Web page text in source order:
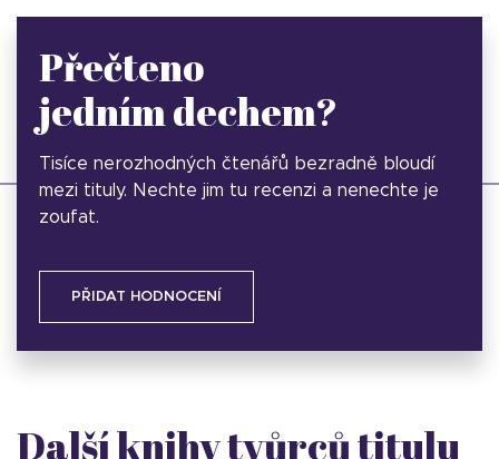
Přečteno
jedním dechem?
Tisíce nerozhodných čtenářů bezradně bloudí
mezi tituly. Nechte jim tu recenzi a nenechte je
zoufat.
PŘIDAT HODNOCENÍ
Další knihy tvůrců titulu